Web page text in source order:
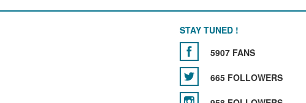
STAY TUNED !
5907 FANS
665 FOLLOWERS